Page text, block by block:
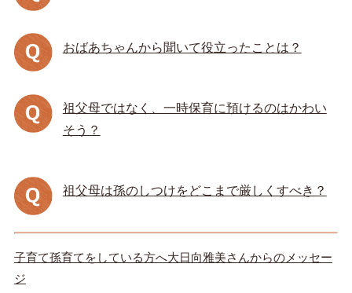
おばあちゃんから聞いて役立ったことは？
祖父母ではなく、一時保育に預けるのはかわい
そう？
祖父母は孫のしつけをどこまで厳しくすべき？
子育て孫育てをしている方へ大日向雅美さんからのメッセー
ジ